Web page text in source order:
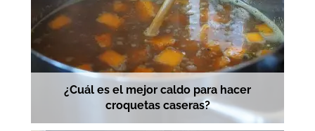
¿Cuál es el mejor caldo para hacer
croquetas caseras?